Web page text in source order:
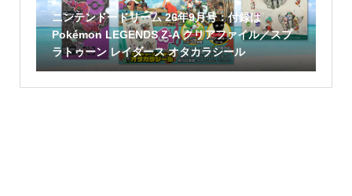
ニンテンドードリーム 26年9月号：付録は
Pokémon LEGENDS Z-A クリアファイル／スプ
ラトゥーン レイダース オタカラシール